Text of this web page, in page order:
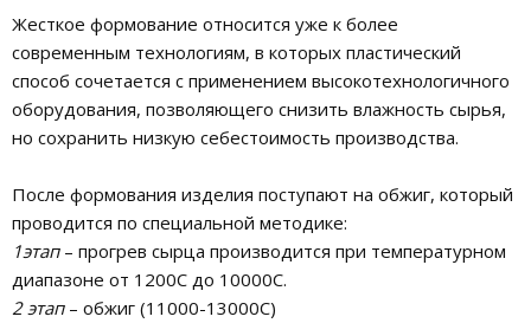
Жесткое формование относится уже к более
современным технологиям, в которых пластический
способ сочетается с применением высокотехнологичного
оборудования, позволяющего снизить влажность сырья,
но сохранить низкую себестоимость производства.
После формования изделия поступают на обжиг, который
проводится по специальной методике:
1этап – прогрев сырца производится при температурном
диапазоне от 1200С до 10000С.
2 этап– обжиг (11000-13000С)